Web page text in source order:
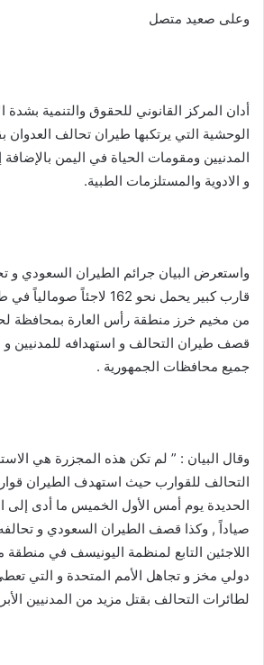
وعلى صعيد متصل
أدان المركز القانوني للحقوق والتنمية بشدة
الوحشية التي يرتكبها طيران تحالف العدوان
المدنيين ومقومات الحياة في اليمن
و الادوية والمستلزمات الطبية.
واستعرض البيان جرائم الطيران السعودي و
قارب كبير يحمل نحو 162
من مخيم خرز منطقة رأس العارة بمحافظة
قصف طيران التحالف و استهدافه للمدنيين و
جميع محافظات الجمهورية .
وقال البيان : ” لم تكن هذه المجزرة هي
التحالف للقوارب حيث استهدف الطيران
اللاجئين التابع لمنظمة اليونيسف في
دولي مخز و تجاهل الأمم المتحدة و التي
لطائرات التحالف بقتل مزيد من المدنيين